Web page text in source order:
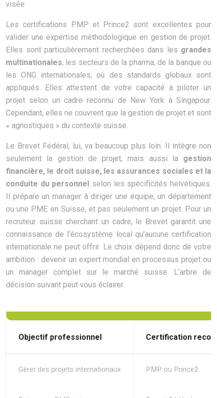
visée.
Les certifications PMP et Prince2 sont excellentes pour
valider une expertise méthodologique en gestion de projet.
Elles sont particulièrement recherchées dans les grandes
multinationales, les secteurs de la pharma, de la banque ou
les ONG internationales, où des standards globaux sont
appliqués. Elles attestent de votre capacité à piloter un
projet selon un cadre reconnu de New York à Singapour.
Cependant, elles ne couvrent que la gestion de projet et sont
« agnostiques » du contexte suisse.
Le Brevet Fédéral, lui, va beaucoup plus loin. Il intègre non
seulement la gestion de projet, mais aussi la gestion
financière, le droit suisse, les assurances sociales et la
conduite du personnel selon les spécificités helvétiques.
Il prépare un manager à diriger une équipe, un département
ou une PME en Suisse, et pas seulement un projet. Pour un
recruteur suisse cherchant un cadre, le Brevet garantit une
connaissance de l’écosystème local qu’aucune certification
internationale ne peut offrir. Le choix dépend donc de votre
ambition : devenir un expert mondial en processus projet ou
un manager complet sur le marché suisse. L’arbre de
décision suivant peut vous éclairer.
Objectif professionnel Certification
Gérer des projets internationaux PMP ou Prince2